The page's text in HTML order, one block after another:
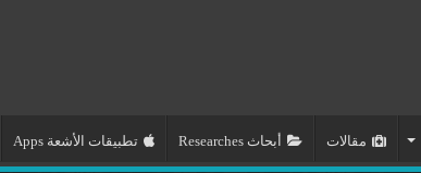
مقالات أبحاث Researches تطبيقات الأشعة Apps